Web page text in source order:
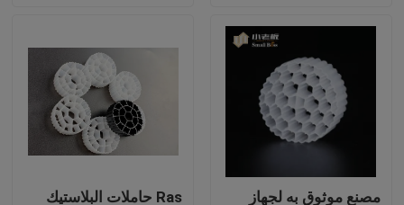
مدونة
اطلب اقتباس
الوسائط المرشحة MBBR
MBBR بيو ميديا
مصنع موثوق به لجهاز Ras حاملات البلاستيك